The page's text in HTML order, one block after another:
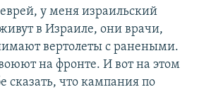
у меня израильский
в Израиле, они врачи,
вертолеты с ранеными.
на фронте. И вот на этом
сказать, что кампания по